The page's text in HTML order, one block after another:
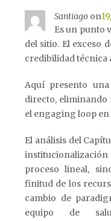
Santiago on
Es un punto
del sitio. El exceso
credibilidad técnica
Aquí presento
directo, eliminando
el engaging loop
El análisis del
proceso lineal,
finitud de los
cambio de
equipo de